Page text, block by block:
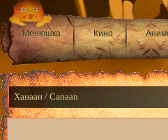
Менюшка Кино
Ханаан / Canaan